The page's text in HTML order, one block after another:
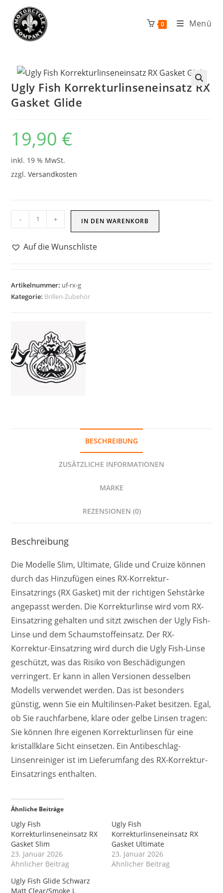
Inhalt
springen
0 Menü
Ugly Fish Korrekturlinseneinsatz RX
Gasket Glide
19,90 €
inkl. 19 % MwSt.
zzgl.Versandkosten
Fish
RX
Menge
- + IN DEN WARENKORB
Auf die Wunschliste
Artikelnummer: uf-rx-g
Kategorie: Brillen-Zubehör
BESCHREIBUNG
ZUSÄTZLICHE INFORMATIONEN
MARKE
REZENSIONEN (0)
Beschreibung
Die Modelle Slim, Ultimate, Glide und Cruize können
durch das Hinzufügen eines RX-Korrektur-
Einsatzrings (RX Gasket) mit der richtigen Sehstärke
angepasst werden. Die Korrekturlinse wird vom RX-
Einsatzring gehalten und sitzt zwischen der Ugly Fish-
Linse und dem Schaumstoffeinsatz. Der RX-
Korrektur-Einsatzring wird durch die Ugly Fish-Linse
geschützt, was das Risiko von Beschädigungen
verringert. Er kann in allen Versionen desselben
Modells verwendet werden. Das ist besonders
günstig, wenn Sie ein Multilinsen-Paket besitzen. Egal,
ob Sie rauchfarbene, klare oder gelbe Linsen tragen:
Sie können Ihre eigenen Korrekturlinsen für eine
kristallklare Sicht einsetzen. Ein Antibeschlag-
Linsenreiniger ist im Lieferumfang des RX-Korrektur-
Einsatzrings enthalten.
Ähnliche Beiträge
Ugly Fish
Korrekturlinseneinsatz RX
Gasket Slim
23. Januar 2026
Ähnlicher Beitrag
Ugly Fish
Korrekturlinseneinsatz RX
Gasket Ultimate
23. Januar 2026
Ähnlicher Beitrag
Ugly Fish Glide Schwarz
Matt Clear/Smoke L